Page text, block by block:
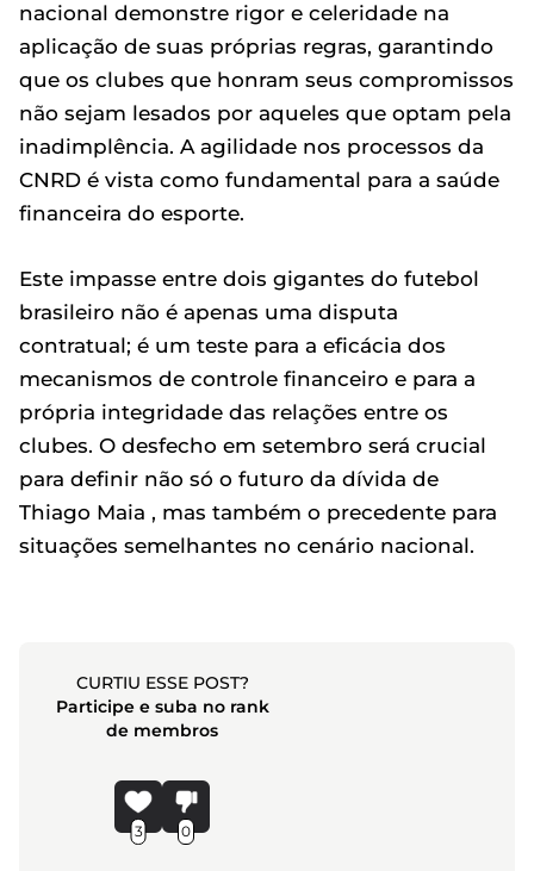
nacional demonstre rigor e celeridade na
aplicação de suas próprias regras, garantindo
que os clubes que honram seus compromissos
não sejam lesados por aqueles que optam pela
inadimplência. A agilidade nos processos da
CNRD é vista como fundamental para a saúde
financeira do esporte.
Este impasse entre dois gigantes do futebol
brasileiro não é apenas uma disputa
contratual; é um teste para a eficácia dos
mecanismos de controle financeiro e para a
própria integridade das relações entre os
clubes. O desfecho em setembro será crucial
para definir não só o futuro da dívida de
Thiago Maia , mas também o precedente para
situações semelhantes no cenário nacional.
CURTIU ESSE POST?
Participe e suba no rank
de membros
3 0